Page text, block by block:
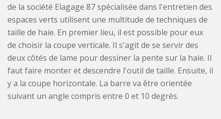
de la société Elagage 87 spécialisée dans l'entretien des
espaces verts utilisent une multitude de techniques de
taille de haie. En premier lieu, il est possible pour eux
de choisir la coupe verticale. Il s'agit de se servir des
deux côtés de lame pour dessiner la pente sur la haie. Il
faut faire monter et descendre l'outil de taille. Ensuite, il
y a la coupe horizontale. La barre va être orientée
suivant un angle compris entre 0 et 10 degrés.